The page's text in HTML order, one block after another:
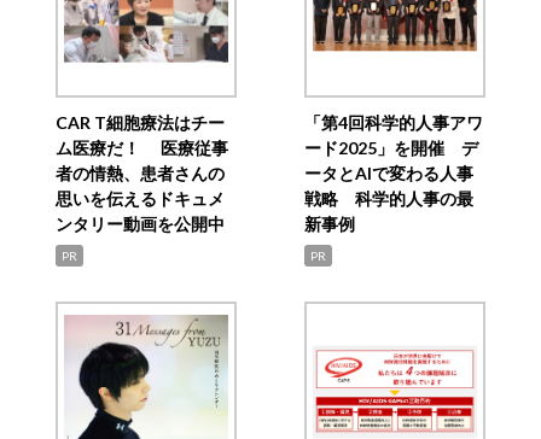
CAR T細胞療法はチー
ム医療だ！ 医療従事
者の情熱、患者さんの
思いを伝えるドキュメ
ンタリー動画を公開中
PR
「第4回科学的人事アワ
ード2025」を開催 デ
ータとAIで変わる人事
戦略 科学的人事の最
新事例
PR